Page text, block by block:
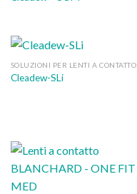
SOLUZIONI PER LENTI A CONTATTO
Cleadew-SLi